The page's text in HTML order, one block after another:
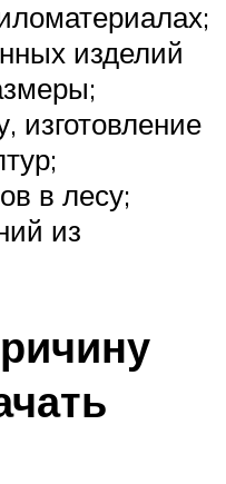
изделий
изготовление
в лесу;
из